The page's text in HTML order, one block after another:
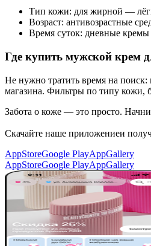
Тип кожи: для жирной —
Возраст: антивозрастные
Время суток: дневные
Где купить мужской крем
Не нужно тратить время на
магазина. Фильтры по типу кожи,
Забота о коже — это просто.
Скачайте наше приложениеи
AppStoreGoogle PlayAppGallery
AppStoreGoogle PlayAppGallery